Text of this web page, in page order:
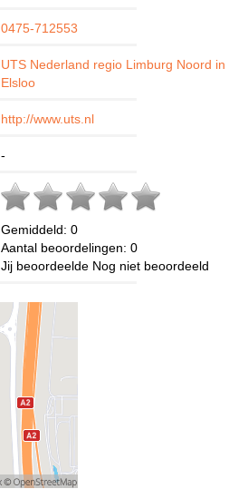
0475-712553
UTS Nederland regio Limburg Noord in
Elsloo
http://www.uts.nl
-
Gemiddeld: 0
Aantal beoordelingen: 0
Jij beoordeelde Nog niet beoordeeld